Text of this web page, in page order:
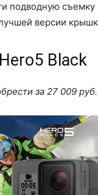
подводную съемку
версии
Black
за 27 009 руб.